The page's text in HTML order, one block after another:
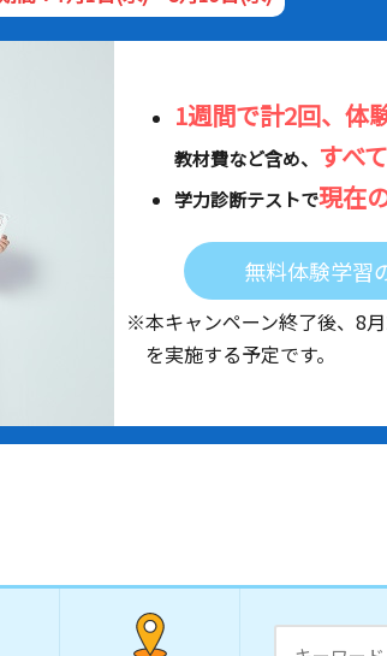
1週間で計2回、体
教材費など含め、 すべ
学力診断テストで現在
無料体験学習
※本キャンペーン終了後、 8
を実施する予定です。